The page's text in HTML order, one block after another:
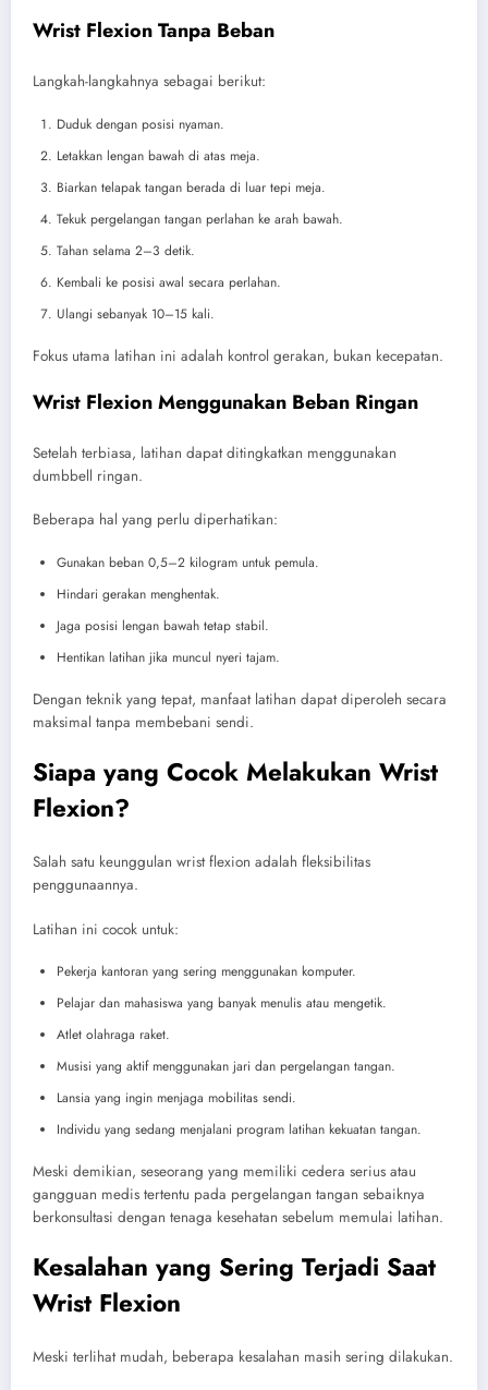
Wrist Flexion Tanpa Beban
Langkah-langkahnya sebagai berikut:
Duduk dengan posisi nyaman.
Letakkan lengan bawah di atas meja.
Biarkan telapak tangan berada di luar tepi meja.
Tekuk pergelangan tangan perlahan ke arah bawah.
Tahan selama 2–3 detik.
Kembali ke posisi awal secara perlahan.
Ulangi sebanyak 10–15 kali.
Fokus utama latihan ini adalah kontrol gerakan, bukan kecepatan.
Wrist Flexion Menggunakan Beban Ringan
Setelah terbiasa, latihan dapat ditingkatkan menggunakan
dumbbell ringan.
Beberapa hal yang perlu diperhatikan:
Gunakan beban 0,5–2 kilogram untuk pemula.
Hindari gerakan menghentak.
Jaga posisi lengan bawah tetap stabil.
Hentikan latihan jika muncul nyeri tajam.
Dengan teknik yang tepat, manfaat latihan dapat diperoleh secara
maksimal tanpa membebani sendi.
Siapa yang Cocok Melakukan Wrist
Flexion?
Salah satu keunggulan wrist flexion adalah fleksibilitas
penggunaannya.
Latihan ini cocok untuk:
Pekerja kantoran yang sering menggunakan komputer.
Pelajar dan mahasiswa yang banyak menulis atau mengetik.
Atlet olahraga raket.
Musisi yang aktif menggunakan jari dan pergelangan tangan.
Lansia yang ingin menjaga mobilitas sendi.
Individu yang sedang menjalani program latihan kekuatan tangan.
Meski demikian, seseorang yang memiliki cedera serius atau
gangguan medis tertentu pada pergelangan tangan sebaiknya
berkonsultasi dengan tenaga kesehatan sebelum memulai latihan.
Kesalahan yang Sering Terjadi Saat
Wrist Flexion
Meski terlihat mudah, beberapa kesalahan masih sering dilakukan.